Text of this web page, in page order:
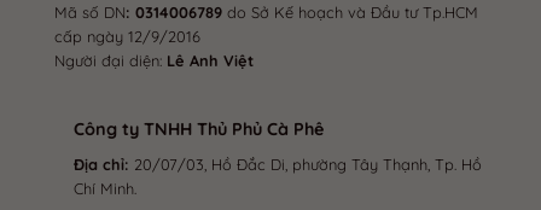
Mã số DN: 0314006789do Sở Kế hoạch và Đầu tư Tp.HCM
cấp ngày 12/9/2016
Người đại diện: Lê Anh Việt
Công ty TNHH Thủ Phủ Cà Phê
Địa chỉ: 20/07/03, Hồ Đắc Di, phường Tây Thạnh, Tp. Hồ
Chí Minh.